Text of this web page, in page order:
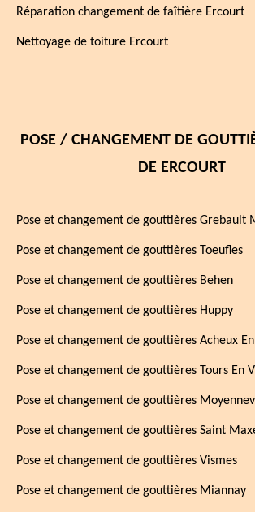
Réparation changement de faîtière Ercourt
Nettoyage de toiture Ercourt
POSE / CHANGEMENT DE
DE ERCOURT
Pose et changement de gouttières Grebault
Pose et changement de gouttières Toeufles
Pose et changement de gouttières Behen
Pose et changement de gouttières Huppy
Pose et changement de gouttières Acheux
Pose et changement de gouttières Tours En
Pose et changement de gouttières
Pose et changement de gouttières Saint
Pose et changement de gouttières Vismes
Pose et changement de gouttières Miannay